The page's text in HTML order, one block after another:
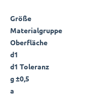
Größe
Materialgruppe
Oberfläche
d1
d1 Toleranz
g ±0,5
a